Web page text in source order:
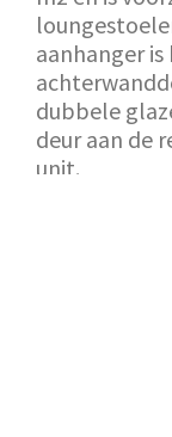
aanhanger
dubbele
deur aan de
unit.